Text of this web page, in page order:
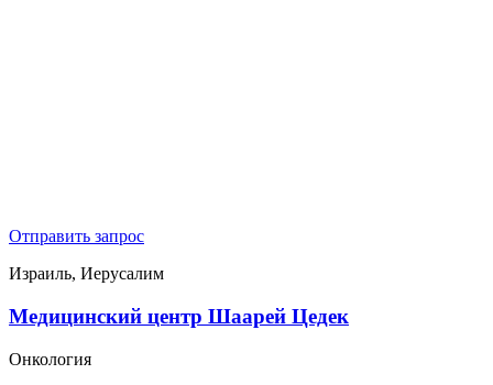
Отправить запрос
Израиль, Иерусалим
Медицинский центр Шаарей Цедек
Онкология